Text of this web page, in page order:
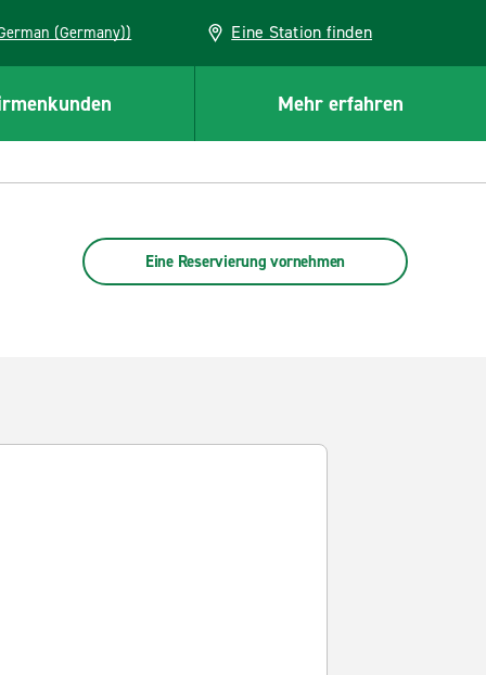
(German (Germany)) Eine Station finden
Mehr erfahren
Eine Reservierung vornehmen